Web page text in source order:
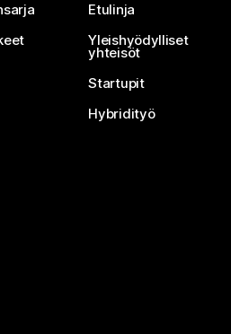
Etulinja
Yleishyödylliset
yhteisöt
Startupit
Hybridityö